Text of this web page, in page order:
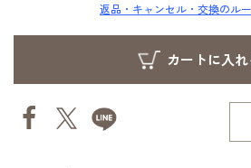
返品・キャンセル・交換のル